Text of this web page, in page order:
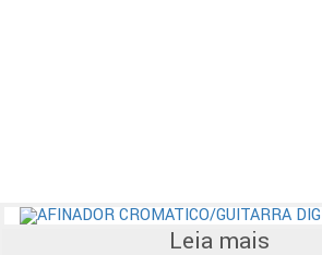
Leia mais